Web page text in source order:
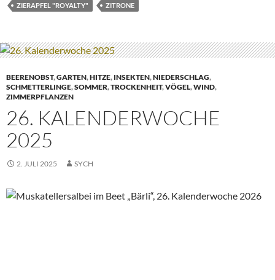
ZIERAPFEL "ROYALTY"
ZITRONE
BEERENOBST,GARTEN,HITZE, INSEKTEN,NIEDERSCHLAG,
SCHMETTERLINGE,SOMMER,TROCKENHEIT,VÖGEL,WIND,
ZIMMERPFLANZEN
26. KALENDERWOCHE
2025
2. JULI 2025 SYCH